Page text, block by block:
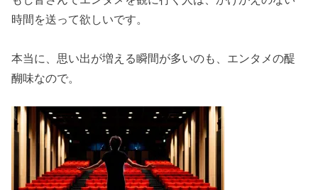
時間を送って欲しいです。
本当に、思い出が増える瞬間が多いのも、エンタメの醍
醐味なので。